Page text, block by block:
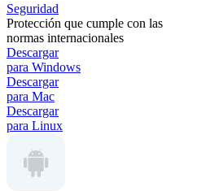
Seguridad
Protección que cumple con las
normas internacionales
Descargar
para Windows
Descargar
para Mac
Descargar
para Linux